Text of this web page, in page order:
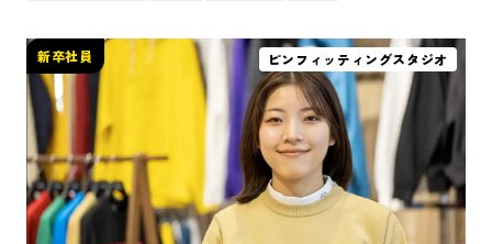
新卒社員 ピンフィッティングスタジオ